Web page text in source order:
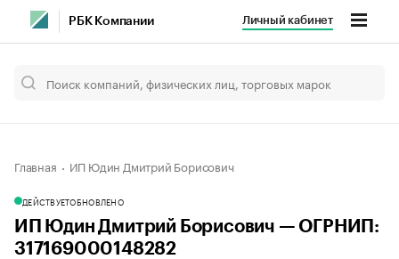
РБК Компании Личный кабинет
Главная ИП Юдин Дмитрий Борисович
ДЕЙСТВУЕТОБНОВЛЕНО
ИП Юдин Дмитрий Борисович — ОГРНИП:
317169000148282